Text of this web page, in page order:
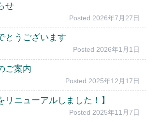
せ
Posted 2026年7月27日
とうございます
Posted 2026年1月1日
ご案内
Posted 2025年12月17日
リニューアルしました！】
Posted 2025年11月7日